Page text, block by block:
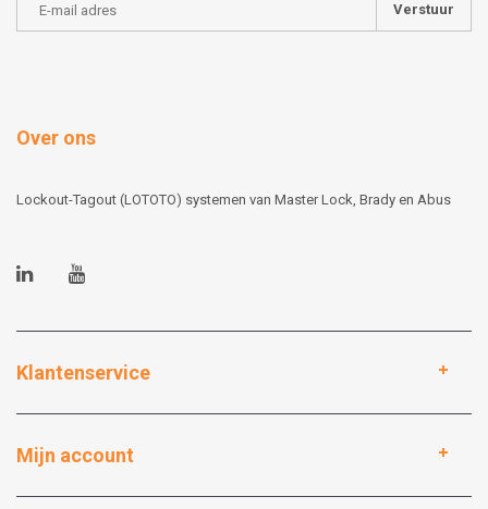
Verstuur
Over ons
Lockout-Tagout (LOTOTO) systemen van Master Lock, Brady en Abus
Klantenservice
Mijn account